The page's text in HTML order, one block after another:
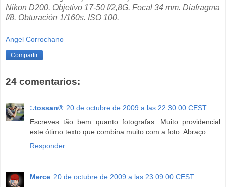
Nikon D200. Objetivo 17-50 f/2,8G. Focal 34 mm. Diafragma
f/8. Obturación 1/160s. ISO 100.
Angel Corrochano
Compartir
24 comentarios:
:.tossan® 20 de octubre de 2009 a las 22:30:00 CEST
Escreves tão bem quanto fotografas. Muito providencial
este ótimo texto que combina muito com a foto. Abraço
Responder
Merce 20 de octubre de 2009 a las 23:09:00 CEST